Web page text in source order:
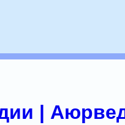
|